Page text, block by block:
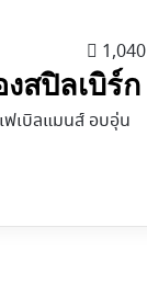
1,040
สปิลเบิร์ก
ฟเบิลแมนส์ อบอุ่น